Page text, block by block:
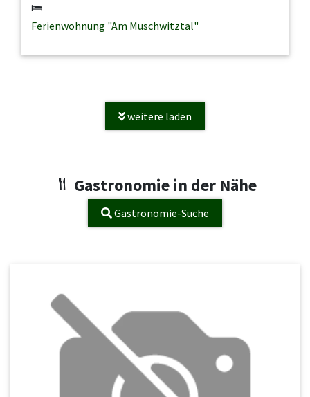
Ferienwohnung "Am Muschwitztal"
weitere laden
Gastronomie in der Nähe
Gastronomie-Suche